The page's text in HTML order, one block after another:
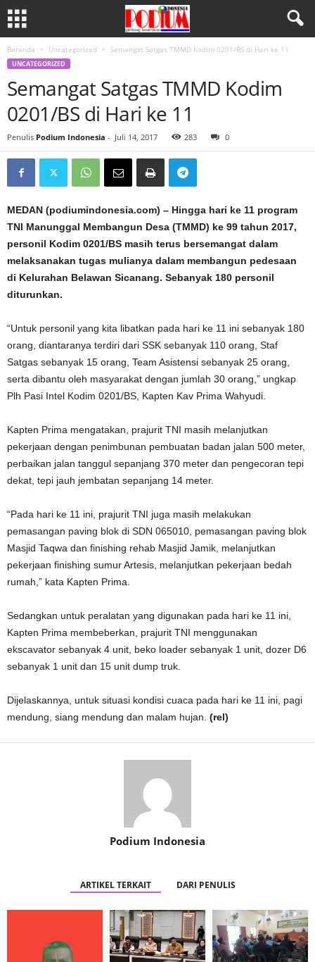
Beranda Uncategorized Semangat Satgas TMMD Kodim 0201/BS di Hari ke 11
UNCATEGORIZED
Semangat Satgas TMMD Kodim
0201/BS di Hari ke 11
Penulis Podium Indonesia - Juli 14, 2017 283 0
MEDAN (podiumindonesia.com) – Hingga hari ke 11 program
TNI Manunggal Membangun Desa (TMMD) ke 99 tahun 2017,
personil Kodim 0201/BS masih terus bersemangat dalam
melaksanakan tugas mulianya dalam membangun pedesaan
di Kelurahan Belawan Sicanang. Sebanyak 180 personil
diturunkan.
“Untuk personil yang kita libatkan pada hari ke 11 ini sebanyak 180
orang, diantaranya terdiri dari SSK sebanyak 110 orang, Staf
Satgas sebanyak 15 orang, Team Asistensi sebanyak 25 orang,
serta dibantu oleh masyarakat dengan jumlah 30 orang,” ungkap
Plh Pasi Intel Kodim 0201/BS, Kapten Kav Prima Wahyudi.
Kapten Prima mengatakan, prajurit TNI masih melanjutkan
pekerjaan dengan penimbunan pembuatan badan jalan 500 meter,
perbaikan jalan tanggul sepanjang 370 meter dan pengecoran tepi
dekat, tepi jauh jembatan sepanjang 14 meter.
“Pada hari ke 11 ini, prajurit TNI juga masih melakukan
pemasangan paving blok di SDN 065010, pemasangan paving blok
Masjid Taqwa dan finishing rehab Masjid Jamik, melanjutkan
pekerjaan finishing sumur Artesis, melanjutkan pekerjaan bedah
rumah,” kata Kapten Prima.
Sedangkan untuk peralatan yang digunakan pada hari ke 11 ini,
Kapten Prima membeberkan, prajurit TNI menggunakan
ekscavator sebanyak 4 unit, beko loader sebanyak 1 unit, dozer D6
sebanyak 1 unit dan 15 unit dump truk.
Dijelaskannya, untuk situasi kondisi cuaca pada hari ke 11 ini, pagi
mendung, siang mendung dan malam hujan. (rel)
Podium Indonesia
ARTIKEL TERKAIT DARI PENULIS